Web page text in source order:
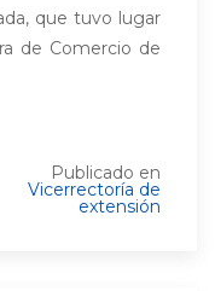
que tuvo lugar
de Comercio de
Publicado en
Vicerrectoría de
extensión